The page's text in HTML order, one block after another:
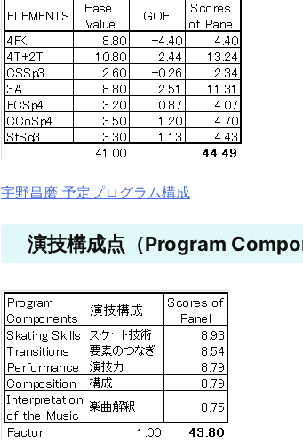
宇野昌磨 予定プログラム構成
演技構成点（Program